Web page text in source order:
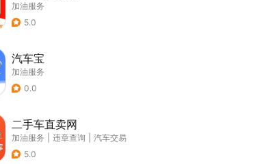
加油服务
5.0
汽车宝
加油服务
0.0
二手车直卖网
加油服务 违章查询
汽车交易
5.0